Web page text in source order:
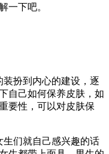
一下吧。
扮到内心的建设，逐
自己如何保养皮肤，如
要性，可以对皮肤保
生们就自己感兴趣的话